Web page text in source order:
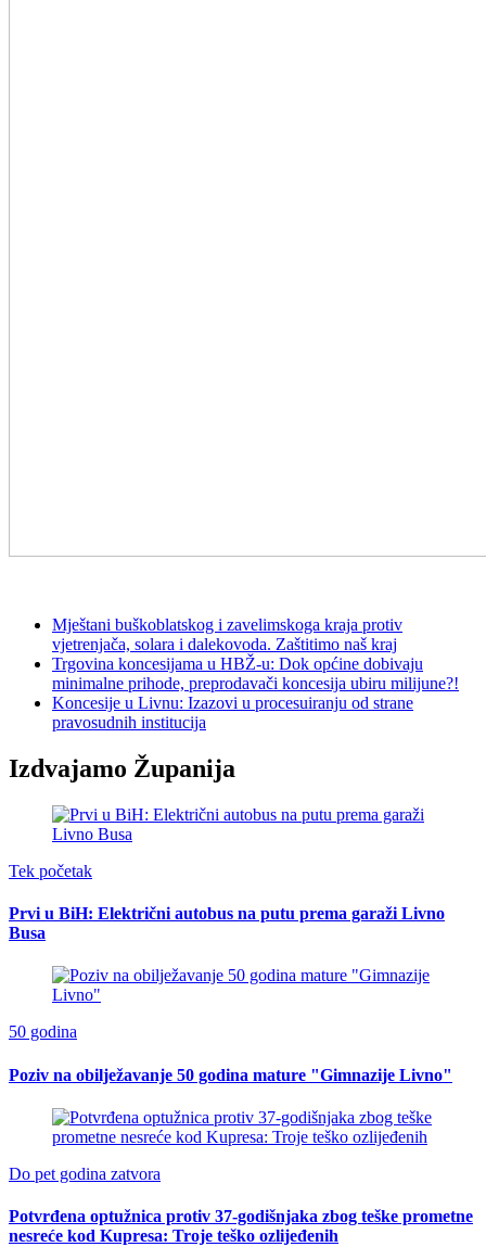
Mještani buškoblatskog i zavelimskoga kraja protiv
vjetrenjača, solara i dalekovoda. Zaštitimo naš kraj
Trgovina koncesijama u HBŽ-u: Dok općine dobivaju
minimalne prihode, preprodavači koncesija ubiru milijune?!
Koncesije u Livnu: Izazovi u procesuiranju od strane
pravosudnih institucija
Izdvajamo Županija
Tek početak
Prvi u BiH: Električni autobus na putu prema garaži Livno
Busa
50 godina
Poziv na obilježavanje 50 godina mature "Gimnazije Livno"
Do pet godina zatvora
Potvrđena optužnica protiv 37-godišnjaka zbog teške prometne
nesreće kod Kupresa: Troje teško ozlijeđenih